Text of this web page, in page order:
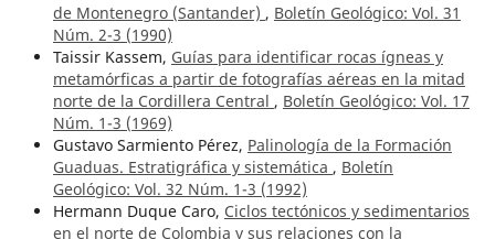
de Montenegro (Santander) , Boletín Geológico: Vol. 31
Núm. 2-3 (1990)
Taissir Kassem, Guías para identificar rocas ígneas y
metamórficas a partir de fotografías aéreas en la mitad
norte de la Cordillera Central , Boletín Geológico: Vol. 17
Núm. 1-3 (1969)
Gustavo Sarmiento Pérez, Palinología de la Formación
Guaduas. Estratigráfica y sistemática , Boletín
Geológico: Vol. 32 Núm. 1-3 (1992)
Hermann Duque Caro, Ciclos tectónicos y sedimentarios
en el norte de Colombia y sus relaciones con la